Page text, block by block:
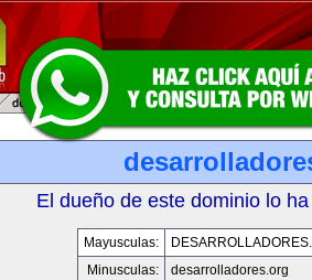
El dueño de este dominio lo
Mayusculas:
Minusculas:
desarrolladores.org